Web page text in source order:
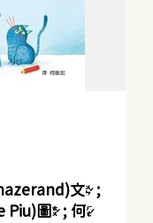
文 ;
Piu)圖 ; 何